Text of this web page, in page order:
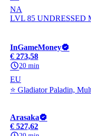
NA
LVL 85 UNDRESSED
InGameMoney
€ 273,58
20 min
EU
⭐ Gladiator Paladin,
Arasaka
€ 527,62